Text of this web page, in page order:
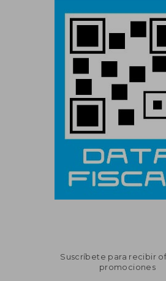
Suscríbete para recibir
promociones